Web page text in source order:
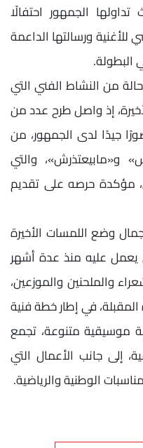
الجمهور احتفالًا
للأغنية ورسالتها الداعمة
البطولة.
من النشاط الفني التي
إذ واصل طرح عدد من
جيدًا لدى الجمهور، من
و«مابيعتذرش»، والتي
مؤكدة حرصه على تقديم
وضع اللمسات الأخيرة
يعمل عليه منذ عدة أشهر
والملحنين والموزعين،
في إطار خطة فنية
موسيقية متنوعة، تجمع
إلى جانب الأعمال التي
الوطنية والرياضية.